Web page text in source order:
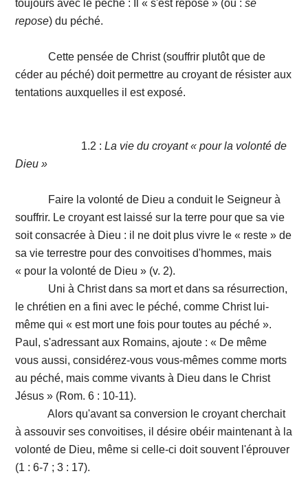
toujours avec le péché : Il « s'est reposé » (ou :se
repose) du péché.
Cette pensée de Christ (souffrir plutôt que de
céder au péché) doit permettre au croyant de résister aux
tentations auxquelles il est exposé.
1.2 :La vie du croyant « pour la volonté de
Dieu »
Faire la volonté de Dieu a conduit le Seigneur à
souffrir. Le croyant est laissé sur la terre pour que sa vie
soit consacrée à Dieu : il ne doit plus vivre le « reste » de
sa vie terrestre pour des convoitises d'hommes, mais
« pour la volonté de Dieu » (v. 2).
Uni à Christ dans sa mort et dans sa résurrection,
le chrétien en a fini avec le péché, comme Christ lui-
même qui « est mort une fois pour toutes au péché ».
Paul, s'adressant aux Romains, ajoute : « De même
vous aussi, considérez-vous vous-mêmes comme morts
au péché, mais comme vivants à Dieu dans le Christ
Jésus » (Rom. 6 : 10-11).
Alors qu'avant sa conversion le croyant cherchait
à assouvir ses convoitises, il désire obéir maintenant à la
volonté de Dieu, même si celle-ci doit souvent l'éprouver
(1 : 6-7 ; 3 : 17).